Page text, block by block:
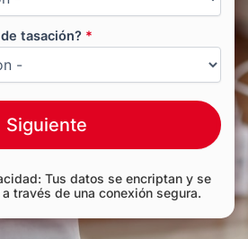
tasación? *
Siguiente
Tus datos se encriptan y se
través de una conexión segura.